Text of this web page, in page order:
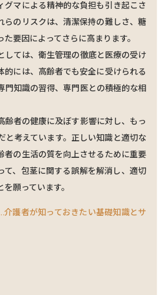
グマによる精神的な負担も引き起こさ
らのリスクは、清潔保持の難しさ、糖
要因によってさらに高まります。
しては、衛生管理の徹底と医療の受け
的には、高齢者でも安全に受けられる
門知識の習得、専門医との積極的な相
齢者の健康に及ぼす影響に対し、もっ
と考えています。正しい知識と適切な
者の生活の質を向上させるために重要
て、包茎に関する誤解を解消し、適切
願っています。
護者が知っておきたい基礎知識とサ